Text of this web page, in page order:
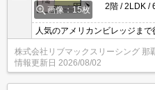
画像：15枚
2階
2LDK
人気のアメリカンビレッジま
内小型犬2匹・猫2匹まで）ホ
ーネット無料。
株式会社リブマックスリーシング 那
情報更新日 2026/08/02